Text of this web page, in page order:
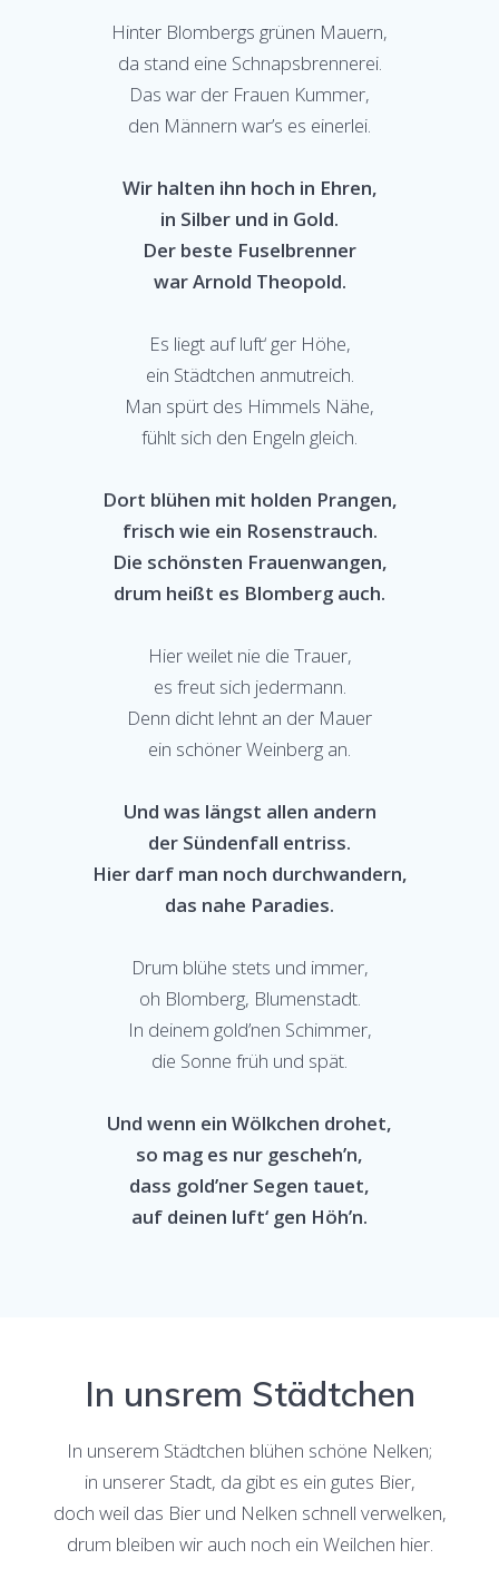
Hinter Blombergs grünen Mauern,
da stand eine Schnapsbrennerei.
Das war der Frauen Kummer,
den Männern war’s es einerlei.
Wir halten ihn hoch in Ehren,
in Silber und in Gold.
Der beste Fuselbrenner
war Arnold Theopold.
Es liegt auf luft‘ ger Höhe,
ein Städtchen anmutreich.
Man spürt des Himmels Nähe,
fühlt sich den Engeln gleich.
Dort blühen mit holden Prangen,
frisch wie ein Rosenstrauch.
Die schönsten Frauenwangen,
drum heißt es Blomberg auch.
Hier weilet nie die Trauer,
es freut sich jedermann.
Denn dicht lehnt an der Mauer
ein schöner Weinberg an.
Und was längst allen andern
der Sündenfall entriss.
Hier darf man noch durchwandern,
das nahe Paradies.
Drum blühe stets und immer,
oh Blomberg, Blumenstadt.
In deinem gold’nen Schimmer,
die Sonne früh und spät.
Und wenn ein Wölkchen drohet,
so mag es nur gescheh’n,
dass gold’ner Segen tauet,
auf deinen luft‘ gen Höh’n.
In unsrem Städtchen
In unserem Städtchen blühen schöne Nelken;
in unserer Stadt, da gibt es ein gutes Bier,
doch weil das Bier und Nelken schnell verwelken,
drum bleiben wir auch noch ein Weilchen hier.